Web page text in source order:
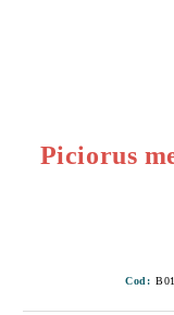
Piciorus
Cod: